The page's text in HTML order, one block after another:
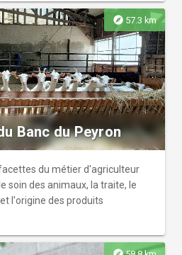
explore 57.3 km
Banc du Peyron
du métier d'agriculteur
soin des animaux, la traite, le
l'origine des produits